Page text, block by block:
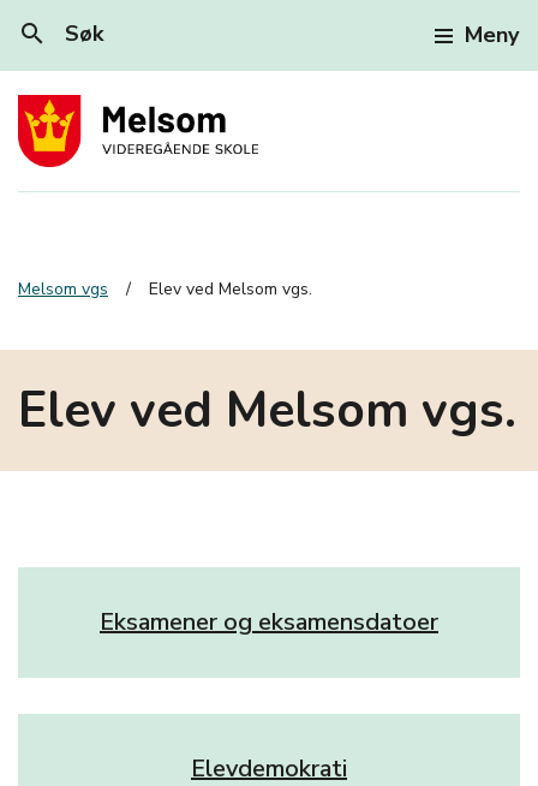
search Søk Meny
Melsom vgs Elev ved Melsom vgs.
Elev ved Melsom vgs.
Eksamener og eksamensdatoer
Elevdemokrati